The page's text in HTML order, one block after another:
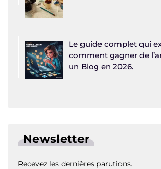
Le guide complet qui
comment gagner de
un Blog en 2026.
Newsletter
Recevez les dernières parutions.